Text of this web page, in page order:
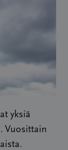
yksiä
Vuosittain